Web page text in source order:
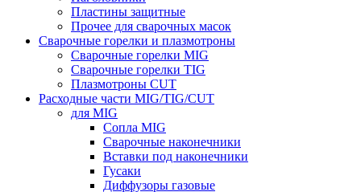
Пластины защитные
Прочее для сварочных масок
Сварочные горелки и плазмотроны
Сварочные горелки MIG
Сварочные горелки TIG
Плазмотроны CUT
Расходные части MIG/TIG/CUT
для MIG
Сопла MIG
Сварочные наконечники
Вставки под наконечники
Гусаки
Диффузоры газовые